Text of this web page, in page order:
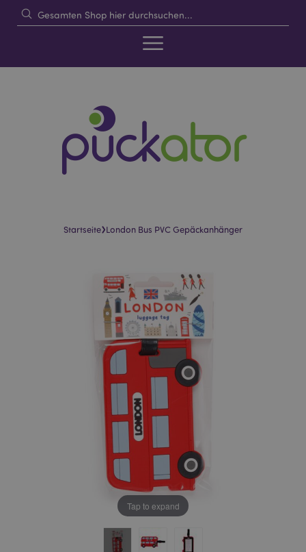
Startseite›London Bus PVC Gepäckanhänger
Tap to expand